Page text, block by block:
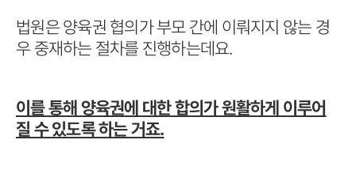
법원은 양육권 협의가 부모 간에 이뤄지지 않는 경
우 중재하는 절차를 진행하는데요.
이를 통해 양육권에 대한 합의가 원활하게 이루어
질 수 있도록 하는 거죠.